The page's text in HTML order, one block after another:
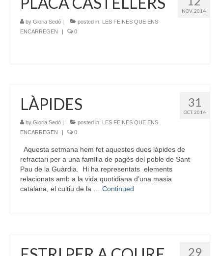
NOV. 2014
by Gloria Sedó | posted in: LES FEINES QUE ENS
ENCARREGEN
| 0
31
OCT. 2014
LÀPIDES
by Gloria Sedó | posted in: LES FEINES QUE ENS
ENCARREGEN
| 0
Aquesta setmana hem fet aquestes dues làpides de
refractari per a una família de pagès del poble de Sant
Pau de la Guàrdia. Hi ha representats elements
relacionats amb a la vida quotidiana d’una masia
catalana, el cultiu de la … Continued
29